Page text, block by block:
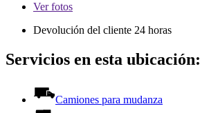
Verfotos
Devolución del cliente 24 horas
Servicios en esta ubicación:
Camiones para mudanza